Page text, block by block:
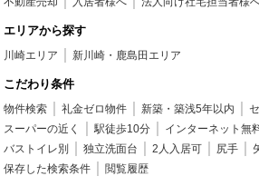
エリアから探す
川崎エリア 新川崎・鹿島田エリア
こだわり条件
物件検索 礼金ゼロ物件 新築・築浅5年以内
スーパーの近く
駅徒歩10分 インターネット無
バストイレ別
独立洗面台 2人入居可 尻手
保存した検索条件
閲覧履歴